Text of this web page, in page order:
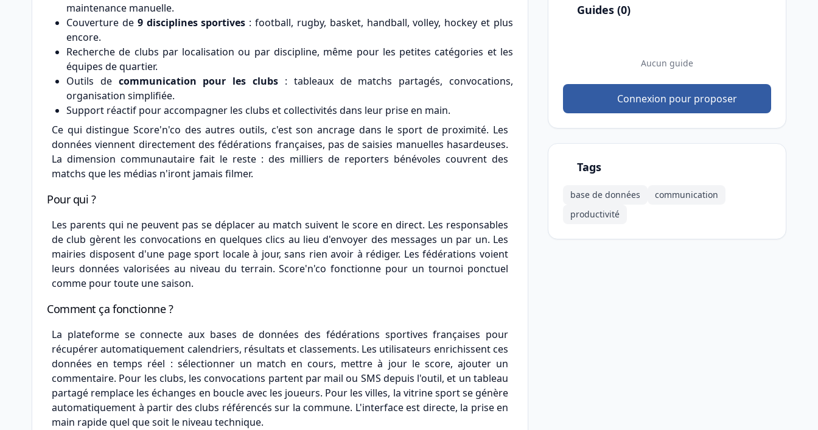
maintenance manuelle.
Couverture de 9 disciplines sportives : football, rugby, basket, handball, volley, hockey et plus
encore.
Recherche de clubs par localisation ou par discipline, même pour les petites catégories et les
équipes de quartier.
Outils de communication pour les clubs : tableaux de matchs partagés, convocations,
organisation simplifiée.
Support réactif pour accompagner les clubs et collectivités dans leur prise en main.
Ce qui distingue Score'n'co des autres outils, c'est son ancrage dans le sport de proximité. Les
données viennent directement des fédérations françaises, pas de saisies manuelles hasardeuses.
La dimension communautaire fait le reste : des milliers de reporters bénévoles couvrent des
matchs que les médias n'iront jamais filmer.
Pour qui ?
Les parents qui ne peuvent pas se déplacer au match suivent le score en direct. Les responsables
de club gèrent les convocations en quelques clics au lieu d'envoyer des messages un par un. Les
mairies disposent d'une page sport locale à jour, sans rien avoir à rédiger. Les fédérations voient
leurs données valorisées au niveau du terrain. Score'n'co fonctionne pour un tournoi ponctuel
comme pour toute une saison.
Comment ça fonctionne ?
La plateforme se connecte aux bases de données des fédérations sportives françaises pour
récupérer automatiquement calendriers, résultats et classements. Les utilisateurs enrichissent ces
données en temps réel : sélectionner un match en cours, mettre à jour le score, ajouter un
commentaire. Pour les clubs, les convocations partent par mail ou SMS depuis l'outil, et un tableau
partagé remplace les échanges en boucle avec les joueurs. Pour les villes, la vitrine sport se génère
automatiquement à partir des clubs référencés sur la commune. L'interface est directe, la prise en
main rapide quel que soit le niveau technique.
Guides (0)
Aucun guide
Connexion pour proposer
Tags
base de données
communication
productivité